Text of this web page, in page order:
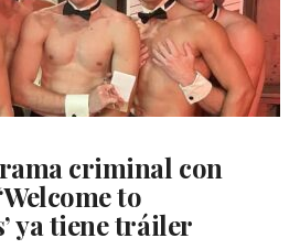
criminal con
to
ya tiene tráiler